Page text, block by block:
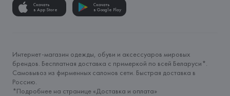
Скачать
в App Store
Скачать
в Google Play
Интернет-магазин одежды, обуви и аксессуаров мировых
брендов. Бесплатная доставка с примеркой по всей Беларуси*.
Самовывоз из фирменных салонов сети. Быстрая доставка в
Россию.
*Подробнее на странице «Доставка и оплата»